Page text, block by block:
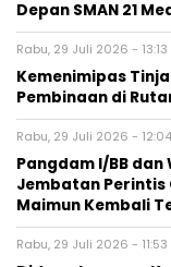
Depan SMAN 21
Rabu, 29 Juli 2026 - 13:13
Kemenimipas
Pembinaan di
Rabu, 29 Juli 2026 -
Pangdam I/BB
Jembatan
Maimun Kembali
Rabu, 29 Juli 2026 - 11:53